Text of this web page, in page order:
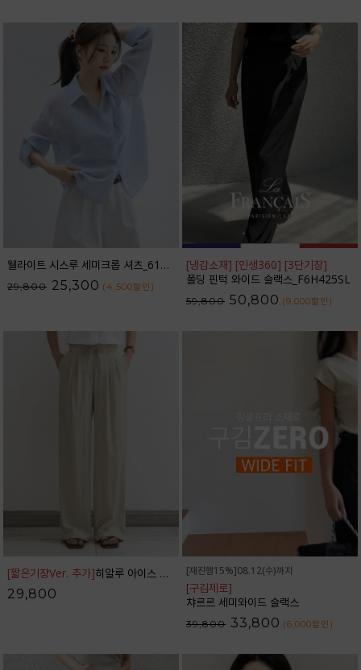
웰라이트 시스루 세미크롭 셔츠_61SH2490
29,800 25,300 (4,500할인 )
[냉감소재] [인생360] [3단기장]
폴딩 핀턱 와이드 슬랙스_F6H425SL
59,800 50,800 (9,000할인 )
[짧은기장Ver. 추가]히알루 아이스 밴딩 와이드 팬츠_42PT1784
29,800
[재진행15%]08.12(수)까지
[구김제로]
챠르르 세미와이드 슬랙스
39,800 33,800 (6,000할인 )